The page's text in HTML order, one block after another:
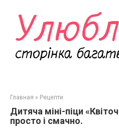
контенту
Главная » Рецепти
Дитяча міні-піци
просто і смачно.